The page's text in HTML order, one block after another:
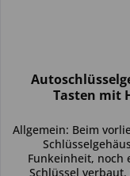
Tasten mit
Allgemein: Beim
Funkeinheit, noch
Schlüssel